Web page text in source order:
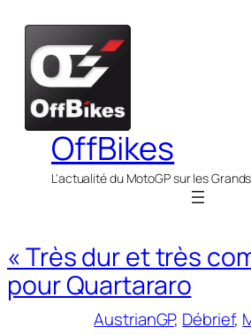
contenu
OffBikes
L'actualité du MotoGP sur les
« Très dur et très
pour Quartararo
AustrianGP, Débrief,